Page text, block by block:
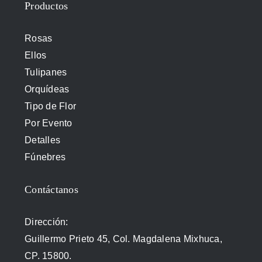
Productos
Rosas
Ellos
Tulipanes
Orquídeas
Tipo de Flor
Por Evento
Detalles
Fúnebres
Contáctanos
Dirección:
Guillermo Prieto 45, Col. Magdalena Mixhuca,
CP. 15800.